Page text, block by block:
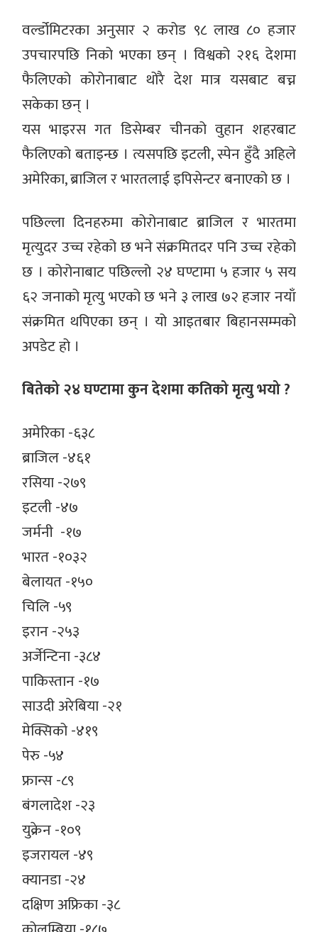
वर्ल्डोमिटरका अनुसार २ करोड ९८ लाख ८० हजार
उपचारपछि निको भएका छन् । विश्वको २१६ देशमा
फैलिएको कोरोनाबाट थोरै देश मात्र यसबाट बच्न
सकेका छन् ।
यस भाइरस गत डिसेम्बर चीनको वुहान शहरबाट
फैलिएको बताइन्छ । त्यसपछि इटली, स्पेन हुँदै अहिले
अमेरिका, ब्राजिल र भारतलाई इपिसेन्टर बनाएको छ ।
पछिल्ला दिनहरुमा कोरोनाबाट ब्राजिल र भारतमा
मृत्युदर उच्च रहेको छ भने संक्रमितदर पनि उच्च रहेको
छ । कोरोनाबाट पछिल्लो २४ घण्टामा ५ हजार ५ सय
६२ जनाको मृत्यु भएको छ भने ३ लाख ७२ हजार नयाँ
संक्रमित थपिएका छन् । यो आइतबार बिहानसम्मको
अपडेट हो ।
बितेको २४ घण्टामा कुन देशमा कतिको मृत्यु भयो ?
अमेरिका -६३८
ब्राजिल -४६१
रसिया -२७९
इटली -४७
जर्मनी -१७
भारत -१०३२
बेलायत -१५०
चिलि -५९
इरान -२५३
अर्जेन्टिना -३८४
पाकिस्तान -१७
साउदी अरेबिया -२१
मेक्सिको -४१९
पेरु -५४
फ्रान्स -८९
बंगलादेश -२३
युक्रेन -१०९
इजरायल -४९
क्यानडा -२४
दक्षिण अफ्रिका -३८